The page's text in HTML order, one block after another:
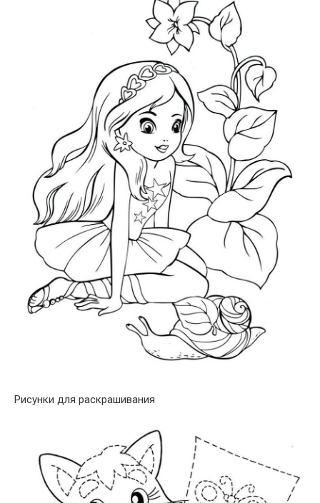
Рисунки для раскрашивания